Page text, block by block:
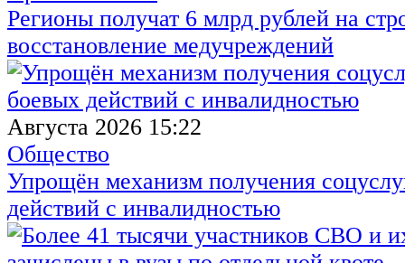
Регионы получат 6 млрд рублей на
восстановление медучреждений
Августа 2026 15:22
Общество
Упрощён механизм получения
действий с инвалидностью